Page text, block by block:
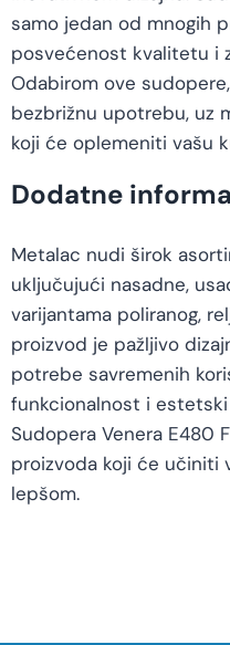
samo jedan od mnogih
posvećenost kvalitetu i
Odabirom ove
bezbrižnu upotrebu, uz
koji će oplemeniti vašu
Dodatne
Metalac nudi širok
uključujući nasadne,
varijantama poliranog,
proizvod je pažljivo
potrebe savremenih
funkcionalnost i
Sudopera Venera E480
proizvoda koji će učiniti
lepšom.